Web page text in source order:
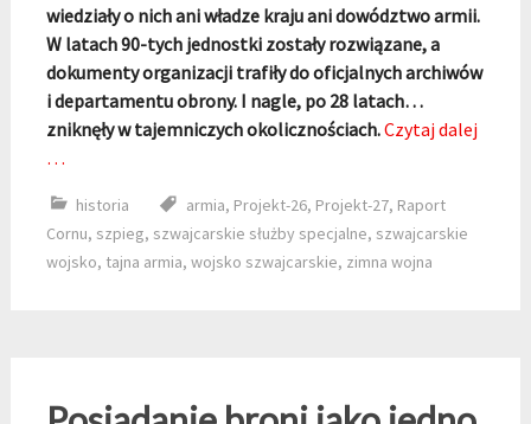
wiedziały o nich ani władze kraju ani dowództwo armii.
W latach 90-tych jednostki zostały rozwiązane, a
dokumenty organizacji trafiły do oficjalnych archiwów
i departamentu obrony. I nagle, po 28 latach…
zniknęły w tajemniczych okolicznościach.Czytaj dalej
…
historia armia, Projekt-26, Projekt-27, Raport
Cornu, szpieg, szwajcarskie służby specjalne, szwajcarskie
wojsko, tajna armia, wojsko szwajcarskie, zimna wojna